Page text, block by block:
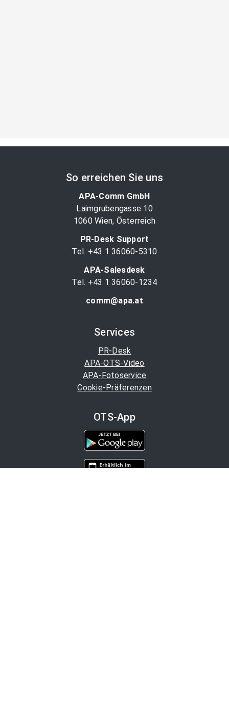
So erreichen Sie uns
APA-Comm GmbH
Laimgrubengasse 10
1060 Wien, Österreich
PR-Desk Support
Tel. +43 1 36060-5310
APA-Salesdesk
Tel. +43 1 36060-1234
comm@apa.at
Services
PR-Desk
APA-OTS-Video
APA-Fotoservice
Cookie-Präferenzen
OTS-App